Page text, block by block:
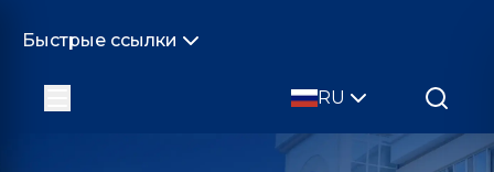
Быстрые ссылки
RU